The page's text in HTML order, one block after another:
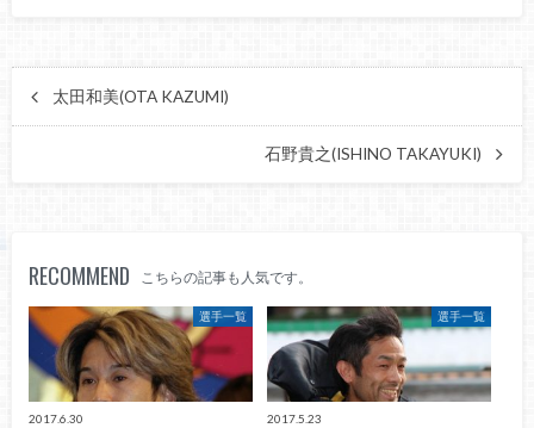
太田和美(OTA KAZUMI)
石野貴之(ISHINO TAKAYUKI)
RECOMMEND こちらの記事も人気です。
選手一覧
2017.6.30
選手一覧
2017.5.23